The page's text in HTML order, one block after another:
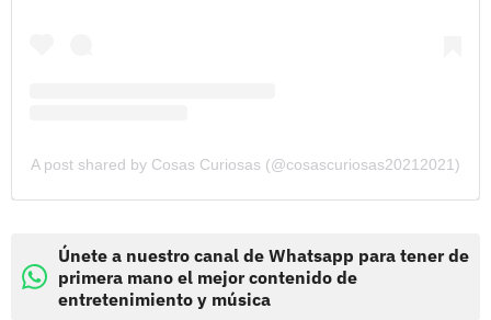
A post shared by Cosas Curiosas (@cosascuriosas20212021)
Únete a nuestro canal de Whatsapp para tener de
primera mano el mejor contenido de
entretenimiento y música